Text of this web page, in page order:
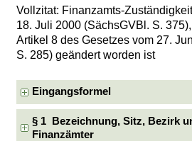
Vollzitat: Finanzamts-
18. Juli 2000 (SächsGVBl. S.
Artikel 8 des Gesetzes vom 27.
S. 285) geändert worden ist
Eingangsformel
§ 1 Bezeichnung, Sitz, Bezirk
Finanzämter